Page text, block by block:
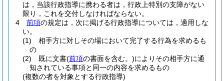
は，当該行政指導に携わる者は，行政上特別の支障がない
限り，これを交付しなければならない。
4
前項の規定は，次に掲げる行政指導については，適用しな
い。
(1)
相手方に対しその場において完了する行為を求めるも
の
(2)
既に文書(前項の書面を含む。)によりその相手方に通
知されている事項と同一の内容を求めるもの
(複数の者を対象とする行政指導)